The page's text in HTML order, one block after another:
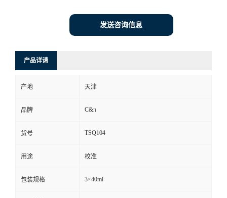
发送咨询信息
产品详请
产地 天津
品牌 C&π
货号 TSQ104
用途 校准
包装规格 3×40ml